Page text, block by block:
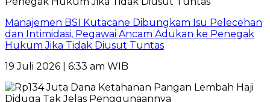
Manajemen BSI Kutacane Dibungkam Isu Pelecehan
dan Intimidasi, Pegawai Ancam Adukan ke Penegak
Hukum Jika Tidak Diusut Tuntas
19 Juli 2026 | 6:33 am WIB